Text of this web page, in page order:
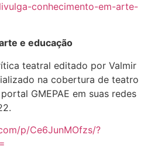
conhecimento-em-arte-
e educação
teatral editado por Valmir
na cobertura de teatro
GMEPAE em suas redes
p/Ce6JunMOfzs/?